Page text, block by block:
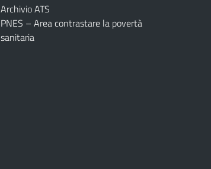
Archivio ATS
PNES – Area contrastare la povertà
sanitaria